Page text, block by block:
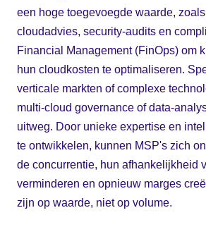
een hoge toegevoegde waarde,
cloudadvies, security-audits en
Financial Management (FinOps) om
hun cloudkosten te optimaliseren.
verticale markten of complexe
multi-cloud governance of data-
uitweg. Door unieke expertise en
te ontwikkelen, kunnen MSP's zich
de concurrentie, hun afhankelijkheid
verminderen en opnieuw marges
zijn op waarde, niet op volume.